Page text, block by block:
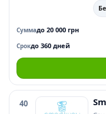
Суммадо 20 000 грн
Срокдо 360 дней
40